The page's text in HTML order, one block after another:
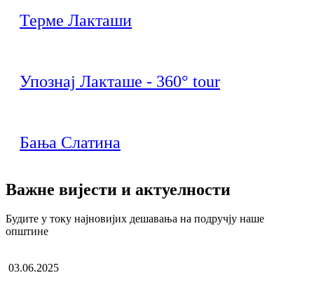
Терме Лакташи
Упознај Лакташе - 360° tour
Бања Слатина
Важне вијести и актуелности
Будите у току најновијих дешавања на подручју наше
општине
03.06.2025